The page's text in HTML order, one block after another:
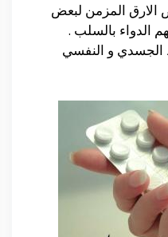
الارق المزمن لبعض
الدواء بالسلب .
الجسدي و النفسي